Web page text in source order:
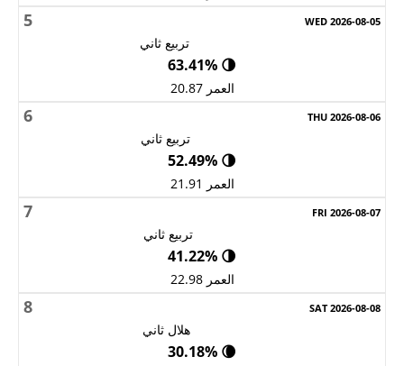
5
تربيع ثاني
🌗 63.41%
العمر 20.87
6
تربيع ثاني
🌗 52.49%
العمر 21.91
7
تربيع ثاني
🌗 41.22%
العمر 22.98
8
هلال ثاني
🌘 30.18%